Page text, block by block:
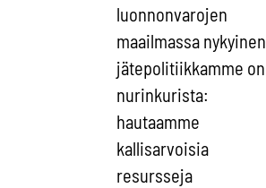
luonnonvarojen
maailmassa nykyinen
jätepolitiikkamme on
nurinkurista:
hautaamme
kallisarvoisia
resursseja